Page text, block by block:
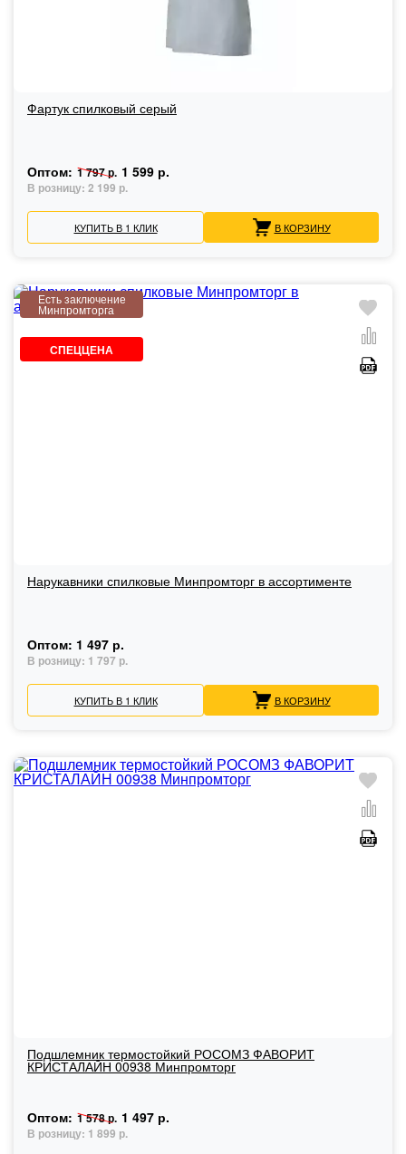
Фартук спилковый серый
Оптом: 1 797 р. 1 599 р.
В розницу: 2 199 р.
КУПИТЬ В 1 КЛИК В КОРЗИНУ
Есть заключение
Минпромторга
СПЕЦЦЕНА
Нарукавники спилковые Минпромторг в ассортименте
Оптом: 1 497 р.
В розницу: 1 797 р.
КУПИТЬ В 1 КЛИК В КОРЗИНУ
Подшлемник термостойкий РОСОМЗ ФАВОРИТ
КРИСТАЛАЙН 00938 Минпромторг
Оптом: 1 578 р. 1 497 р.
В розницу: 1 899 р.